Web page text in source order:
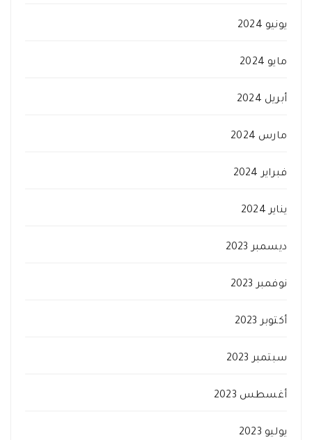
يونيو 2024
مايو 2024
أبريل 2024
مارس 2024
فبراير 2024
يناير 2024
ديسمبر 2023
نوفمبر 2023
أكتوبر 2023
سبتمبر 2023
أغسطس 2023
يوليو 2023